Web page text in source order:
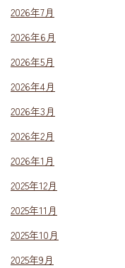
2026年7月
2026年6月
2026年5月
2026年4月
2026年3月
2026年2月
2026年1月
2025年12月
2025年11月
2025年10月
2025年9月